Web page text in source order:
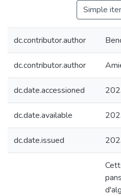
Simple
dc.contributor.author
dc.contributor.author
dc.date.accessioned
dc.date.available
dc.date.issued